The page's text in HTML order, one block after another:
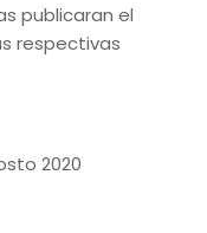
publicaran el
respectivas
2020